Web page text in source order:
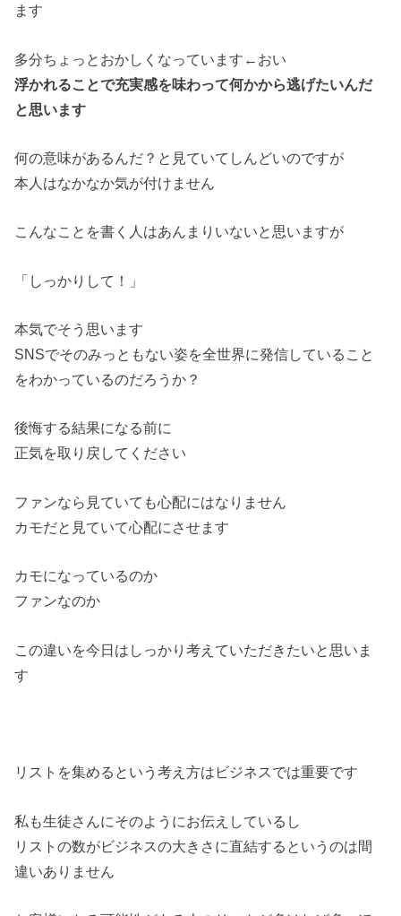
ます
多分ちょっとおかしくなっています←おい
浮かれることで充実感を味わって何かから逃げたいんだ
と思います
何の意味があるんだ？と見ていてしんどいのですが
本人はなかなか気が付けません
こんなことを書く人はあんまりいないと思いますが
「しっかりして！」
本気でそう思います
SNSでそのみっともない姿を全世界に発信していること
をわかっているのだろうか？
後悔する結果になる前に
正気を取り戻してください
ファンなら見ていても心配にはなりません
カモだと見ていて心配にさせます
カモになっているのか
ファンなのか
この違いを今日はしっかり考えていただきたいと思いま
す
リストを集めるという考え方はビジネスでは重要です
私も生徒さんにそのようにお伝えしているし
リストの数がビジネスの大きさに直結するというのは間
違いありません